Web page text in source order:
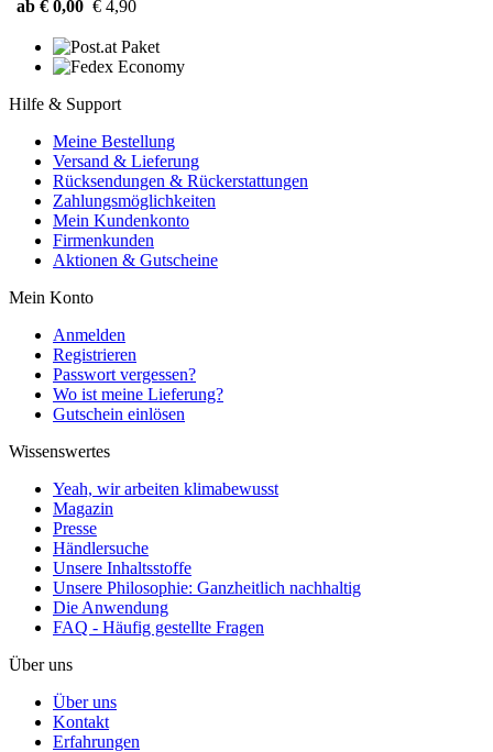
ab € 0,00 € 4,90
Hilfe & Support
Meine Bestellung
Versand & Lieferung
Rücksendungen & Rückerstattungen
Zahlungsmöglichkeiten
Mein Kundenkonto
Firmenkunden
Aktionen & Gutscheine
Mein Konto
Anmelden
Registrieren
Passwort vergessen?
Wo ist meine Lieferung?
Gutschein einlösen
Wissenswertes
Yeah, wir arbeiten klimabewusst
Magazin
Presse
Händlersuche
Unsere Inhaltsstoffe
Unsere Philosophie: Ganzheitlich nachhaltig
Die Anwendung
FAQ - Häufig gestellte Fragen
Über uns
Über uns
Kontakt
Erfahrungen